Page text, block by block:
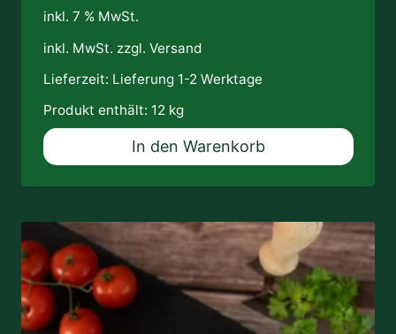
inkl. 7 % MwSt.
inkl. MwSt. zzgl. Versand
Lieferzeit: Lieferung 1-2 Werktage
Produkt enthält: 12 kg
In den Warenkorb